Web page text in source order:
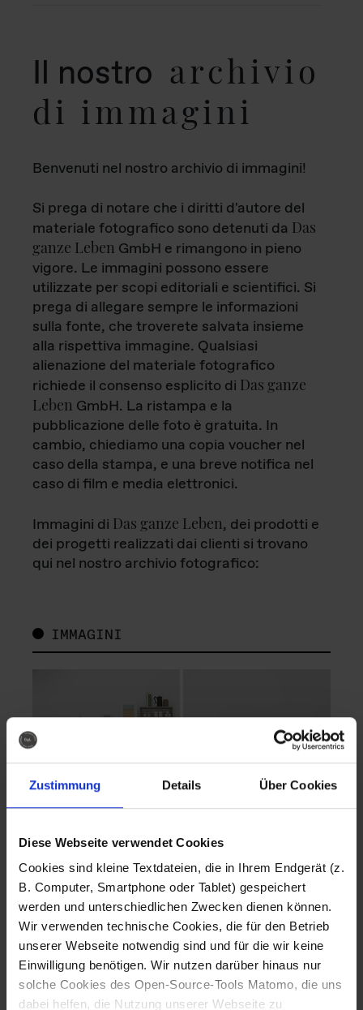
Zustimmung Details Über Cookies
Diese Webseite verwendet Cookies
Cookies sind kleine Textdateien, die in Ihrem Endgerät (z.
B. Computer, Smartphone oder Tablet) gespeichert
werden und unterschiedlichen Zwecken dienen können.
Wir verwenden technische Cookies, die für den Betrieb
unserer Webseite notwendig sind und für die wir keine
Einwilligung benötigen. Wir nutzen darüber hinaus nur
solche Cookies des Open-Source-Tools Matomo, die uns
dabei helfen, die Nutzung unserer Webseite zu
Il nostro archivio
di immagini
Benvenuti nel nostro archivio di immagini!
Si prega di notare che i diritti d'autore del
materiale fotografico sono detenuti da Das
ganze Leben GmbH e rimangono in pieno
vigore. Le immagini possono essere
utilizzate per scopi editoriali e scientifici. Si
prega di allegare sempre le informazioni
sulla fonte, che troverete salvata insieme
alla rispettiva immagine. Qualsiasi
alienazione del materiale fotografico
richiede il consenso esplicito di Das ganze
Leben GmbH. La ristampa e la
pubblicazione delle foto è gratuita. In
cambio, chiediamo una copia voucher nel
caso della stampa, e una breve notifica nel
caso di film e media elettronici.
Immagini di Das ganze Leben, dei prodotti e
dei progetti realizzati dai clienti si trovano
qui nel nostro archivio fotografico:
IMMAGINI
Fotografo: Lorenz
Sternbach
Download
Fotografo: Lorenz
Sternbach
Download